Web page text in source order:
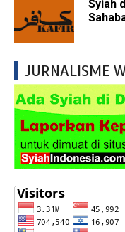
Syiah
JURNALISME